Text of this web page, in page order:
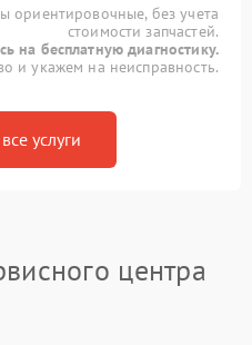
ориентировочные, без учета
стоимости запчастей.
на бесплатную диагностику.
и укажем на неисправность.
услуги
центра